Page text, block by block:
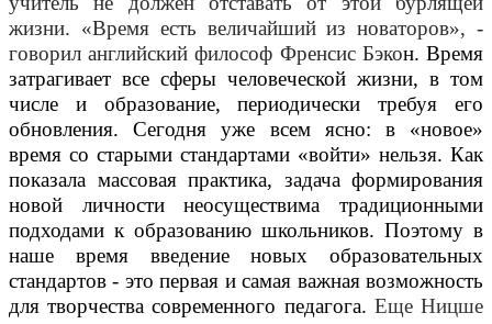
жизни. «Время есть величайший из новаторов», -
говорил английский философ Френсис Бэкон. Время
затрагивает все сферы человеческой жизни, в том
числе и образование, периодически требуя его
обновления. Сегодня уже всем ясно: в «новое»
время со старыми стандартами «войти» нельзя. Как
показала массовая практика, задача формирования
новой личности неосуществима традиционными
подходами к образованию школьников. Поэтому в
наше время введение новых образовательных
стандартов - это первая и самая важная возможность
для творчества современного педагога. Еще Ницше